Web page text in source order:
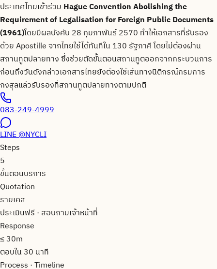
ประเทศไทยเข้าร่วม Hague Convention Abolishing the
Requirement of Legalisation for Foreign Public Documents
(1961)โดยมีผลบังคับ 28 กุมภาพันธ์ 2570 ทำให้เอกสารที่รับรอง
ด้วย Apostille จากไทยใช้ได้ทันทีใน 130 รัฐภาคี โดยไม่ต้องผ่าน
สถานทูตปลายทาง ซึ่งช่วยตัดขั้นตอนสถานทูตออกจากกระบวนการ
ก่อนถึงวันดังกล่าวเอกสารไทยยังต้องใช้เส้นทางนิติกรณ์กรมการ
กงสุลแล้วรับรองที่สถานทูตปลายทางตามปกติ
083-249-4999
LINE@NYCLI
Steps
5
ขั้นตอนบริการ
Quotation
รายเคส
ประเมินฟรี · สอบถามเจ้าหน้าที่
Response
≤ 30m
ตอบใน 30 นาที
Process · Timeline